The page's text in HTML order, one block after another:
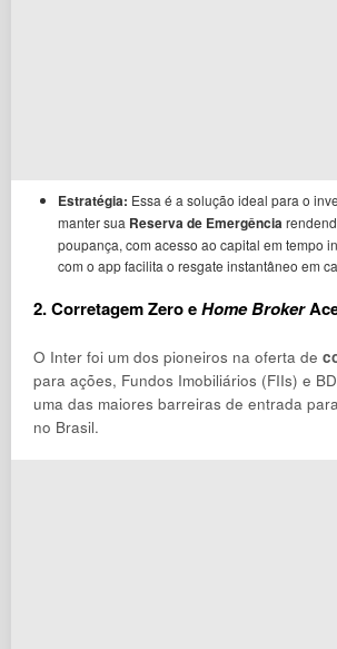
Estratégia: Essa é a solução ideal para o
manter sua Reserva de Emergência
poupança, com acesso ao capital em tempo
com o app facilita o resgate instantâneo em
2. Corretagem Zero eHome Broker
O Inter foi um dos pioneiros na oferta de
para ações, Fundos Imobiliários (FIIs) e
uma das maiores barreiras de entrada
no Brasil.